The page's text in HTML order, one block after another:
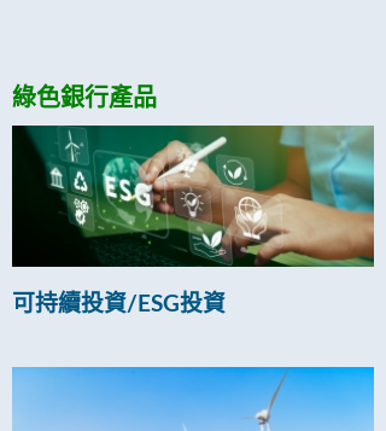
綠色銀行產品
可持續投資/ESG投資